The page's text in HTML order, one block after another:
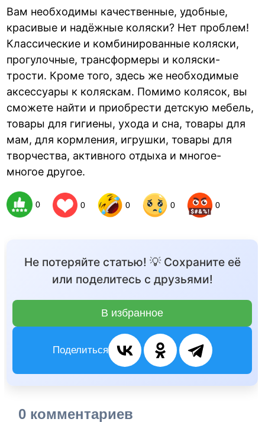
Вам необходимы качественные, удобные,
красивые и надёжные коляски? Нет проблем!
Классические и комбинированные коляски,
прогулочные, трансформеры и коляски-
трости. Кроме того, здесь же необходимые
аксессуары к коляскам. Помимо колясок, вы
сможете найти и приобрести детскую мебель,
товары для гигиены, ухода и сна, товары для
мам, для кормления, игрушки, товары для
творчества, активного отдыха и многое-
многое другое.
0 0 0 0 0
Не потеряйте статью! 💡 Сохраните её
или поделитесь с друзьями!
В избранное
Поделиться
0 комментариев